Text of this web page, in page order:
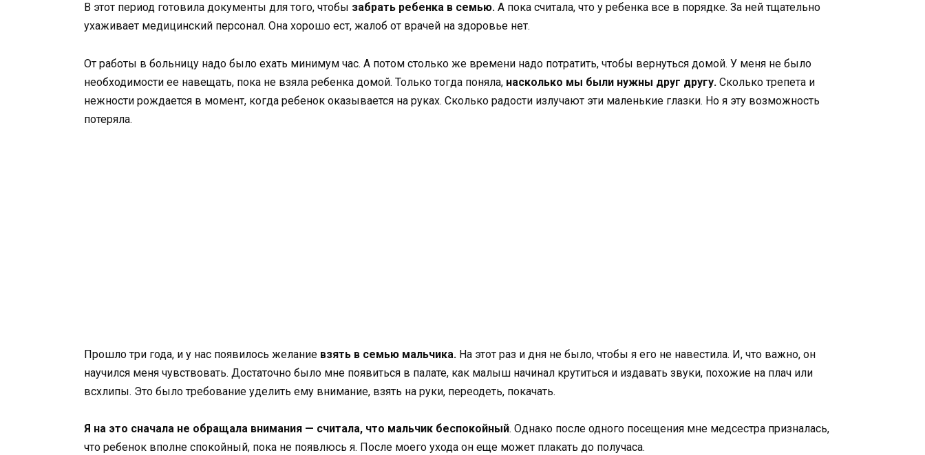
В этот период готовила документы для того, чтобы забрать ребенка в семью. А пока считала, что у ребенка все в порядке. За ней тщательно
ухаживает медицинский персонал. Она хорошо ест, жалоб от врачей на здоровье нет.
От работы в больницу надо было ехать минимум час. А потом столько же времени надо потратить, чтобы вернуться домой. У меня не было
необходимости ее навещать, пока не взяла ребенка домой. Только тогда поняла, насколько мы были нужны друг другу. Сколько трепета и
нежности рождается в момент, когда ребенок оказывается на руках. Сколько радости излучают эти маленькие глазки. Но я эту возможность
потеряла.
Прошло три года, и у нас появилось желание взять в семью мальчика. На этот раз и дня не было, чтобы я его не навестила. И, что важно, он
научился меня чувствовать. Достаточно было мне появиться в палате, как малыш начинал крутиться и издавать звуки, похожие на плач или
всхлипы. Это было требование уделить ему внимание, взять на руки, переодеть, покачать.
Я на это сначала не обращала внимания — считала, что мальчик беспокойный. Однако после одного посещения мне медсестра призналась,
что ребенок вполне спокойный, пока не появлюсь я. После моего ухода он еще может плакать до получаса.